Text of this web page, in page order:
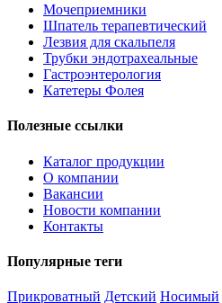
Мочеприемники
Шпатель терапевтический
Лезвия для скальпеля
Трубки эндотрахеальные
Гастроэнтерология
Катетеры Фолея
Полезные ссылки
Каталог продукции
О компании
Вакансии
Новости компании
Контакты
Популярные теги
Прикроватный Детский Носимый